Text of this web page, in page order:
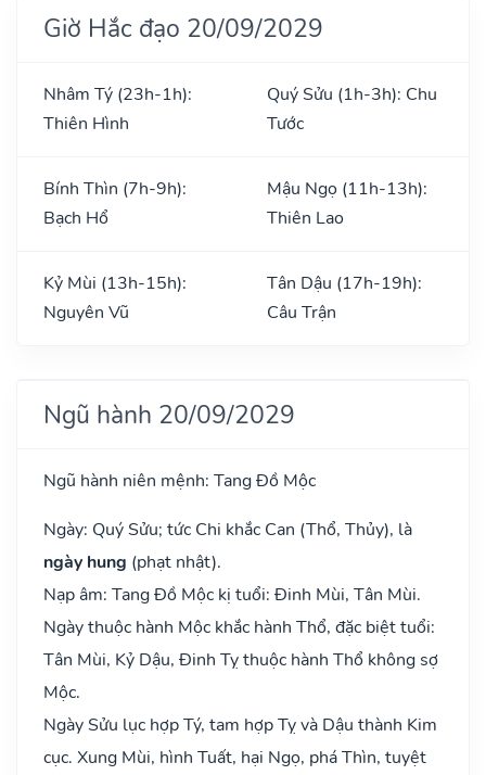
Giờ Hắc đạo 20/09/2029
Nhâm Tý (23h-1h):
Thiên Hình
Quý Sửu (1h-3h): Chu
Tước
Bính Thìn (7h-9h):
Bạch Hổ
Mậu Ngọ (11h-13h):
Thiên Lao
Kỷ Mùi (13h-15h):
Nguyên Vũ
Tân Dậu (17h-19h):
Câu Trận
Ngũ hành 20/09/2029
Ngũ hành niên mệnh: Tang Đồ Mộc
Ngày: Quý Sửu; tức Chi khắc Can (Thổ, Thủy), là
ngày hung (phạt nhật).
Nạp âm: Tang Đồ Mộc kị tuổi: Đinh Mùi, Tân Mùi.
Ngày thuộc hành Mộc khắc hành Thổ, đặc biệt tuổi:
Tân Mùi, Kỷ Dậu, Đinh Tỵ thuộc hành Thổ không sợ
Mộc.
Ngày Sửu lục hợp Tý, tam hợp Tỵ và Dậu thành Kim
cục. Xung Mùi, hình Tuất, hại Ngọ, phá Thìn, tuyệt